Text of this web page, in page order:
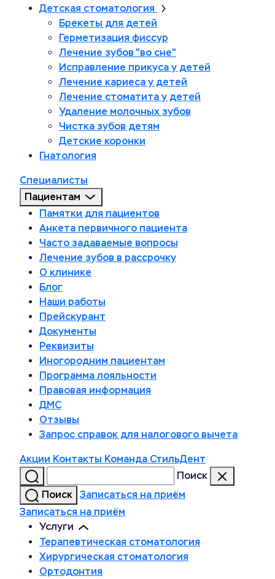
Детская стоматология
Брекеты для детей
Герметизация фиссур
Лечение зубов "во сне"
Исправление прикуса у детей
Лечение кариеса у детей
Лечение стоматита у детей
Удаление молочных зубов
Чистка зубов детям
Детские коронки
Гнатология
Специалисты
Пациентам
Памятки для пациентов
Анкета первичного пациента
Часто задаваемые вопросы
Лечение зубов в рассрочку
О клинике
Блог
Наши работы
Прейскурант
Документы
Реквизиты
Иногородним пациентам
Программа лояльности
Правовая информация
ДМС
Отзывы
Запрос справок для налогового вычета
Акции Контакты Команда СтильДент
Поиск
Поиск
Записаться на приём
Записаться на приём
Услуги
Терапевтическая стоматология
Хирургическая стоматология
Ортодонтия